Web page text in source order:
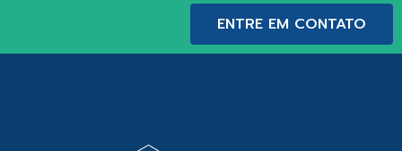
ENTRE EM CONTATO